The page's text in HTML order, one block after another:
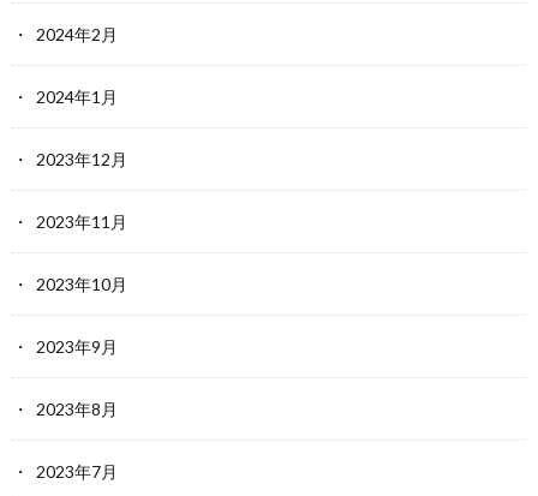
2024年2月
2024年1月
2023年12月
2023年11月
2023年10月
2023年9月
2023年8月
2023年7月